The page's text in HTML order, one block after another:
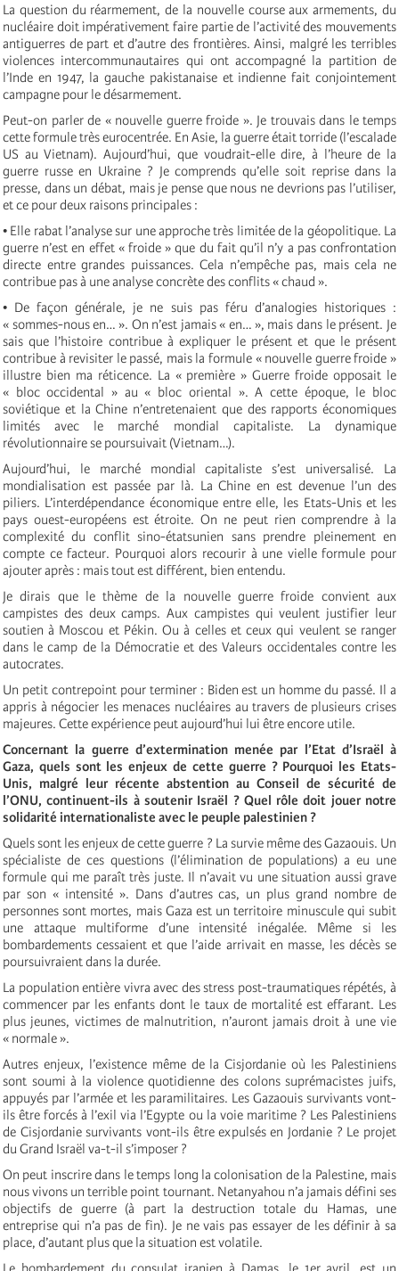
La question du réarmement, de la nouvelle course aux armements, du
nucléaire doit impérativement faire partie de l’activité des mouvements
antiguerres de part et d’autre des frontières. Ainsi, malgré les terribles
violences intercommunautaires qui ont accompagné la partition de
l’Inde en 1947, la gauche pakistanaise et indienne fait conjointement
campagne pour le désarmement.
Peut-on parler de « nouvelle guerre froide ». Je trouvais dans le temps
cette formule très eurocentrée. En Asie, la guerre était torride (l’escalade
US au Vietnam). Aujourd’hui, que voudrait-elle dire, à l’heure de la
guerre russe en Ukraine ? Je comprends qu’elle soit reprise dans la
presse, dans un débat, mais je pense que nous ne devrions pas l’utiliser,
et ce pour deux raisons principales :
• Elle rabat l’analyse sur une approche très limitée de la géopolitique. La
guerre n’est en effet « froide » que du fait qu’il n’y a pas confrontation
directe entre grandes puissances. Cela n’empêche pas, mais cela ne
contribue pas à une analyse concrète des conflits « chaud ».
• De façon générale, je ne suis pas féru d’analogies historiques :
« sommes-nous en… ». On n’est jamais « en… », mais dans le présent. Je
sais que l’histoire contribue à expliquer le présent et que le présent
contribue à revisiter le passé, mais la formule « nouvelle guerre froide »
illustre bien ma réticence. La « première » Guerre froide opposait le
« bloc occidental » au « bloc oriental ». A cette époque, le bloc
soviétique et la Chine n’entretenaient que des rapports économiques
limités avec le marché mondial capitaliste. La dynamique
révolutionnaire se poursuivait (Vietnam…).
Aujourd’hui, le marché mondial capitaliste s’est universalisé. La
mondialisation est passée par là. La Chine en est devenue l’un des
piliers. L’interdépendance économique entre elle, les Etats-Unis et les
pays ouest-européens est étroite. On ne peut rien comprendre à la
complexité du conflit sino-étatsunien sans prendre pleinement en
compte ce facteur. Pourquoi alors recourir à une vielle formule pour
ajouter après : mais tout est différent, bien entendu.
Je dirais que le thème de la nouvelle guerre froide convient aux
campistes des deux camps. Aux campistes qui veulent justifier leur
soutien à Moscou et Pékin. Ou à celles et ceux qui veulent se ranger
dans le camp de la Démocratie et des Valeurs occidentales contre les
autocrates.
Un petit contrepoint pour terminer : Biden est un homme du passé. Il a
appris à négocier les menaces nucléaires au travers de plusieurs crises
majeures. Cette expérience peut aujourd’hui lui être encore utile.
Concernant la guerre d’extermination menée par l’Etat d’Israël à
Gaza, quels sont les enjeux de cette guerre ? Pourquoi les Etats-
Unis, malgré leur récente abstention au Conseil de sécurité de
l’ONU, continuent-ils à soutenir Israël ? Quel rôle doit jouer notre
solidarité internationaliste avec le peuple palestinien ?
Quels sont les enjeux de cette guerre ? La survie même des Gazaouis. Un
spécialiste de ces questions (l’élimination de populations) a eu une
formule qui me paraît très juste. Il n’avait vu une situation aussi grave
par son « intensité ». Dans d’autres cas, un plus grand nombre de
personnes sont mortes, mais Gaza est un territoire minuscule qui subit
une attaque multiforme d’une intensité inégalée. Même si les
bombardements cessaient et que l’aide arrivait en masse, les décès se
poursuivraient dans la durée.
La population entière vivra avec des stress post-traumatiques répétés, à
commencer par les enfants dont le taux de mortalité est effarant. Les
plus jeunes, victimes de malnutrition, n’auront jamais droit à une vie
« normale ».
Autres enjeux, l’existence même de la Cisjordanie où les Palestiniens
sont soumi à la violence quotidienne des colons suprémacistes juifs,
appuyés par l’armée et les paramilitaires. Les Gazaouis survivants vont-
ils être forcés à l’exil via l’Egypte ou la voie maritime ? Les Palestiniens
de Cisjordanie survivants vont-ils être expulsés en Jordanie ? Le projet
du Grand Israël va-t-il s’imposer ?
On peut inscrire dans le temps long la colonisation de la Palestine, mais
nous vivons un terrible point tournant. Netanyahou n’a jamais défini ses
objectifs de guerre (à part la destruction totale du Hamas, une
entreprise qui n’a pas de fin). Je ne vais pas essayer de les définir à sa
place, d’autant plus que la situation est volatile.